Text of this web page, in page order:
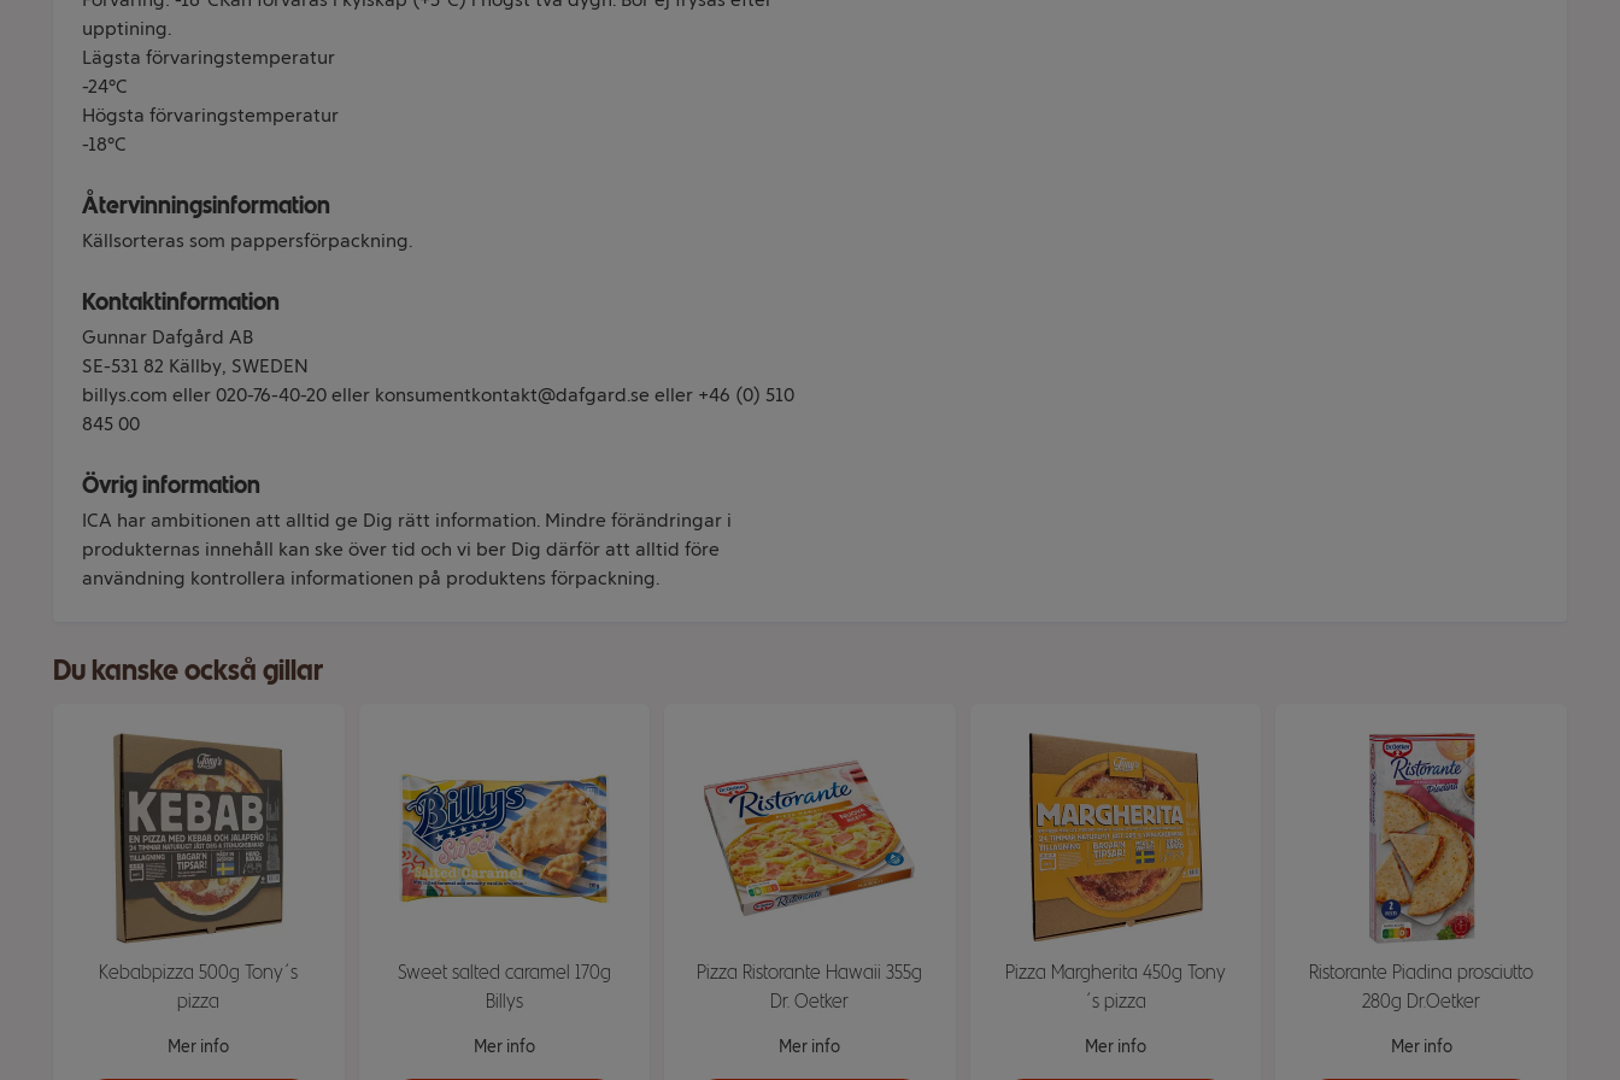
upptining.
Lägsta förvaringstemperatur
-24°C
Högsta förvaringstemperatur
-18°C
Återvinningsinformation
Källsorteras som pappersförpackning.
Kontaktinformation
Gunnar Dafgård AB
SE-531 82 Källby, SWEDEN
billys.com eller 020-76-40-20 eller konsumentkontakt@dafgard.se eller +46 (0) 510
845 00
Övrig information
ICA har ambitionen att alltid ge Dig rätt information. Mindre förändringar i
produkternas innehåll kan ske över tid och vi ber Dig därför att alltid före
användning kontrollera informationen på produktens förpackning.
Du kanske också gillar
Kebabpizza 500g Tony´s
pizza
Mer info
Sweet salted caramel 170g
Billys
Mer info
Pizza Ristorante Hawaii 355g
Dr. Oetker
Mer info
Pizza Margherita 450g Tony
´s pizza
Mer info
Ristorante Piadina prosciutto
280g Dr.Oetker
Mer info